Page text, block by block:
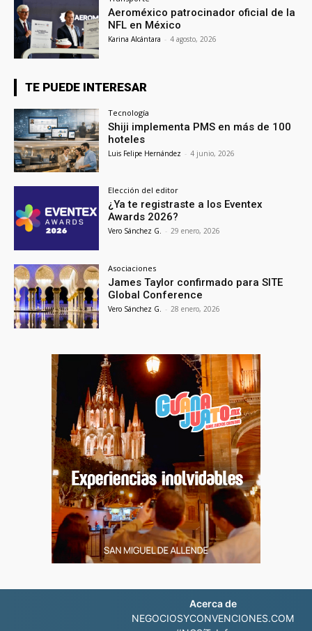
Aeroméxico patrocinador oficial de la
NFL en México
Karina Alcántara - 4 agosto, 2026
TE PUEDE INTERESAR
Tecnología
Shiji implementa PMS en más de 100
hoteles
Luis Felipe Hernández - 4 junio, 2026
Elección del editor
¿Ya te registraste a los Eventex
Awards 2026?
Vero Sánchez G. - 29 enero, 2026
Asociaciones
James Taylor confirmado para SITE
Global Conference
Vero Sánchez G. - 28 enero, 2026
Acerca de
NEGOCIOSYCONVENCIONES.COM